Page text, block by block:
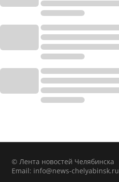
© Лента новостей Челябинска
Email: info@news-chelyabinsk.ru